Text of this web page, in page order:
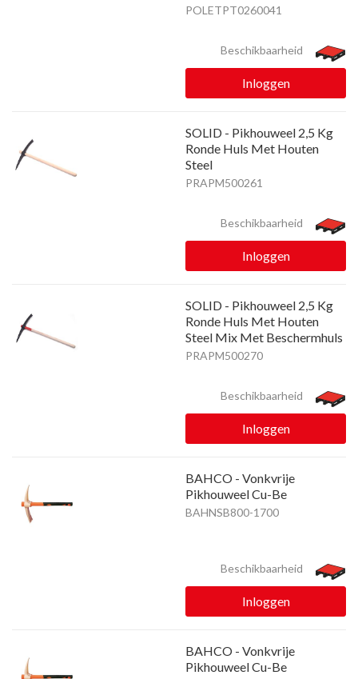
POLETPT0260041
Beschikbaarheid
Inloggen
SOLID - Pikhouweel 2,5 Kg
Ronde Huls Met Houten
Steel
PRAPM500261
Beschikbaarheid
Inloggen
SOLID - Pikhouweel 2,5 Kg
Ronde Huls Met Houten
Steel Mix Met Beschermhuls
PRAPM500270
Beschikbaarheid
Inloggen
BAHCO - Vonkvrije
Pikhouweel Cu-Be
BAHNSB800-1700
Beschikbaarheid
Inloggen
BAHCO - Vonkvrije
Pikhouweel Cu-Be